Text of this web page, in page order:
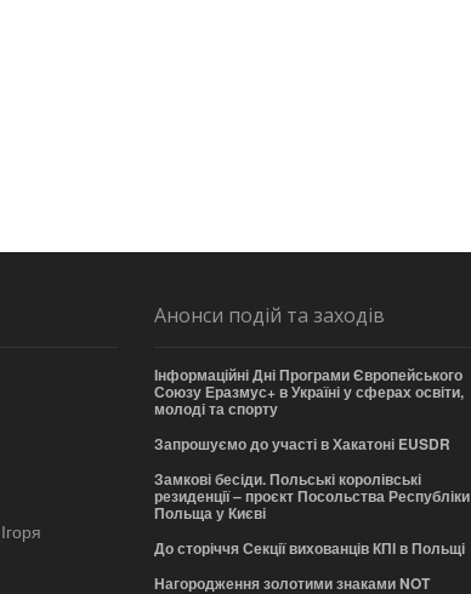
Анонси подій та заходів
Інформаційні Дні Програми Європейського
Союзу Еразмус+ в Україні у сферах освіти,
молоді та спорту
Запрошуємо до участі в Хакатоні EUSDR
Замкові бесіди. Польські королівські
резиденції – проєкт Посольства Республіки
Польща у Києві
До сторіччя Секції вихованців КПІ в Польщі
Нагородження золотими знаками NOT